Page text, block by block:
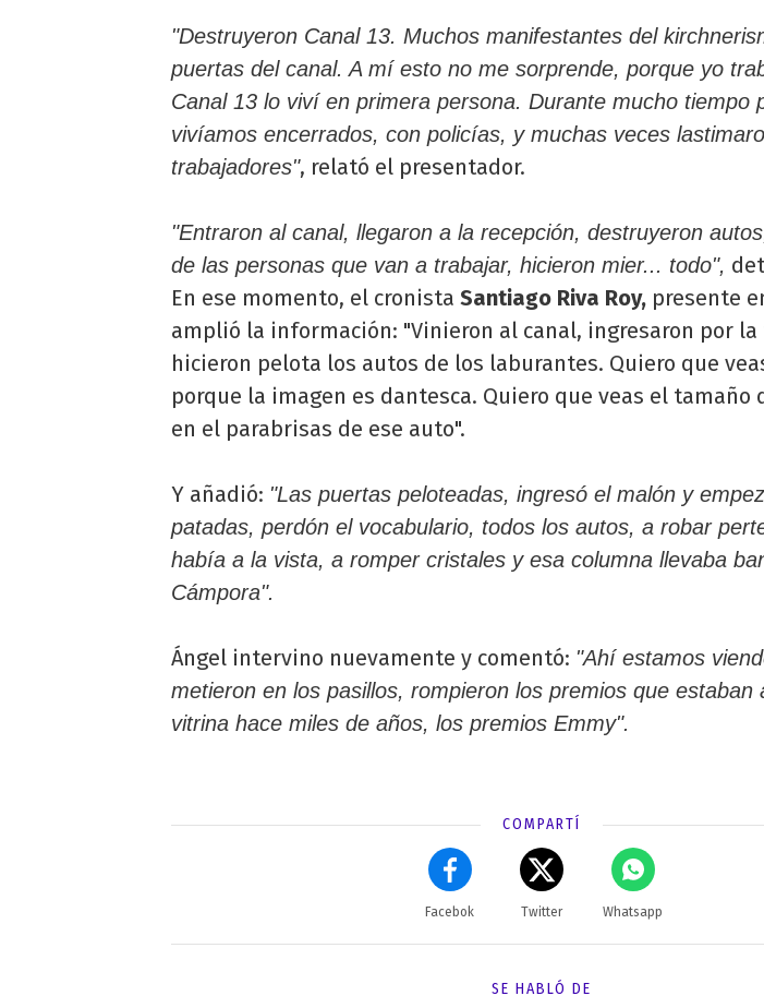
"Destruyeron Canal 13. Muchos manifestantes del
puertas del canal. A mí esto no me sorprende, porque yo
Canal 13 lo viví en primera persona. Durante mucho tiempo
vivíamos encerrados, con policías, y muchas veces
trabajadores", relató el presentador.
"Entraron al canal, llegaron a la recepción, destruyeron
de las personas que van a trabajar, hicieron mier... todo",
En ese momento, el cronista Santiago Riva Roy, presente
amplió la información: "Vinieron al canal, ingresaron por la
hicieron pelota los autos de los laburantes. Quiero que
porque la imagen es dantesca. Quiero que veas el tamaño
en el parabrisas de ese auto".
Y añadió: "Las puertas peloteadas, ingresó el malón y
patadas, perdón el vocabulario, todos los autos, a robar
había a la vista, a romper cristales y esa columna llevaba
Cámpora".
Ángel intervino nuevamente y comentó: "Ahí estamos
metieron en los pasillos, rompieron los premios que estaban
vitrina hace miles de años, los premios Emmy".
COMPARTÍ
Facebok Twitter Whatsapp
SE HABLÓ DE